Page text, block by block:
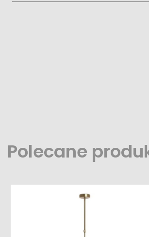
Polecane